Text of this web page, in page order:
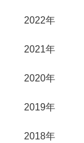
2022年
2021年
2020年
2019年
2018年